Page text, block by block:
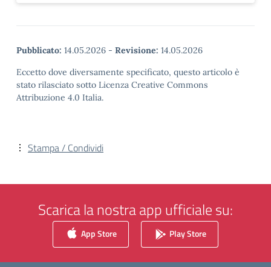
Pubblicato: 14.05.2026 - Revisione: 14.05.2026
Eccetto dove diversamente specificato, questo articolo è
stato rilasciato sotto Licenza Creative Commons
Attribuzione 4.0 Italia.
Stampa / Condividi
Scarica la nostra app ufficiale su:
App Store Play Store